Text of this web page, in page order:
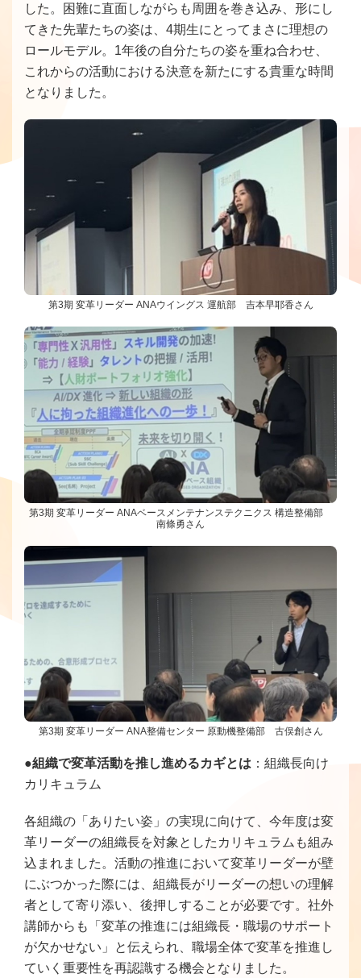
した。困難に直面しながらも周囲を巻き込み、形にし
てきた先輩たちの姿は、4期生にとってまさに理想の
ロールモデル。1年後の自分たちの姿を重ね合わせ、
これからの活動における決意を新たにする貴重な時間
となりました。
第3期 変革リーダー ANAウイングス 運航部 吉本早耶香さん
第3期 変革リーダー ANAベースメンテナンステクニクス 構造整備部
南條勇さん
第3期 変革リーダー ANA整備センター 原動機整備部 古俣創さん
●組織で変革活動を推し進めるカギとは ：組織長向け
カリキュラム
各組織の「ありたい姿」の実現に向けて、今年度は変
革リーダーの組織長を対象としたカリキュラムも組み
込まれました。活動の推進において変革リーダーが壁
にぶつかった際には、組織長がリーダーの想いの理解
者として寄り添い、後押しすることが必要です。社外
講師からも「変革の推進には組織長・職場のサポート
が欠かせない」と伝えられ、職場全体で変革を推進し
ていく重要性を再認識する機会となりました。